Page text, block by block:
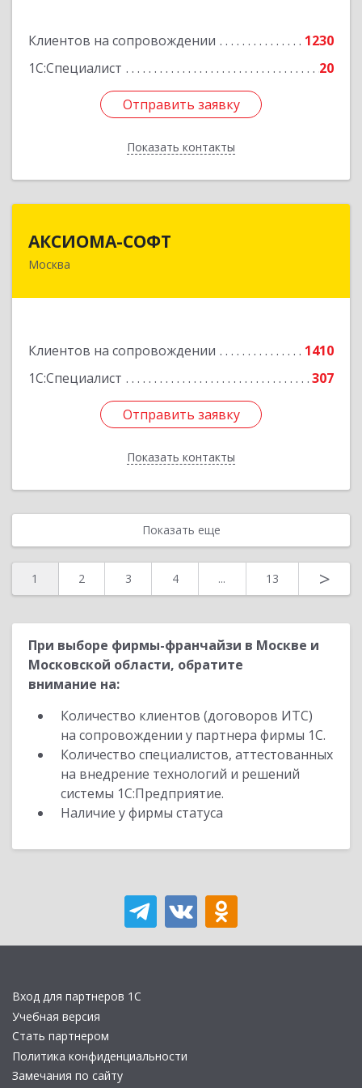
Клиентов на сопровождении
1230
1С:Специалист
20
Отправить заявку
Показать контакты
Отправить заявку
Назад
АКСИОМА-СОФТ
Москва
Клиентов на сопровождении
1410
1С:Специалист
307
Отправить заявку
Показать контакты
105066, Москва г, вн.тер.г. муниципальный
Подробнее
Отправить заявку
Назад
Показать еще
1 2 3 4 ... 13 >
При выборе фирмы-франчайзи в Москве и
Московской области, обратите
внимание на:
Количество клиентов (договоров ИТС)
на сопровождении у партнера фирмы 1С.
Количество специалистов, аттестованных
на внедрение технологий и решений
системы 1С:Предприятие.
Наличие у фирмы статуса
Вход для партнеров 1С
Учебная версия
Стать партнером
Политика конфиденциальности
Замечания по сайту